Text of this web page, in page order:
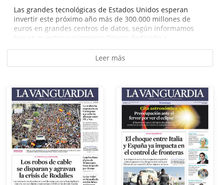
Las grandes tecnológicas de Estados Unidos esperan
invertir este próximo año más de 300.000 millones de
euros en grandes centros de datos, según informamos
hoy en nuestro suplemento Dinero dedicado a...
Leer más